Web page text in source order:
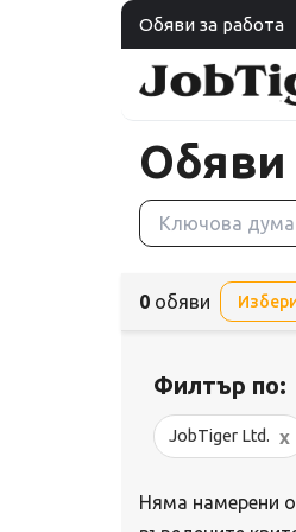
Обяви за работа
Обяви
0 обяви
Филтър по:
JobTiger Ltd. x
Няма намерени